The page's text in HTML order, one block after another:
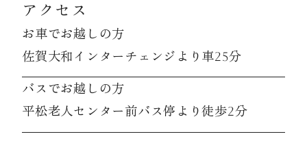
アクセス
お車でお越しの方
佐賀大和インターチェンジより車25分
バスでお越しの方
平松老人センター前バス停より徒歩2分